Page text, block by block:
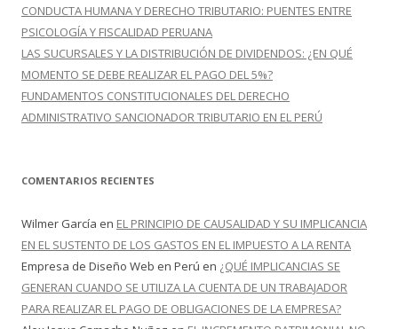
CONDUCTA HUMANA Y DERECHO TRIBUTARIO: PUENTES ENTRE
PSICOLOGÍA Y FISCALIDAD PERUANA
LAS SUCURSALES Y LA DISTRIBUCIÓN DE DIVIDENDOS: ¿EN QUÉ
MOMENTO SE DEBE REALIZAR EL PAGO DEL 5%?
FUNDAMENTOS CONSTITUCIONALES DEL DERECHO
ADMINISTRATIVO SANCIONADOR TRIBUTARIO EN EL PERÚ
COMENTARIOS RECIENTES
Wilmer García en EL PRINCIPIO DE CAUSALIDAD Y SU IMPLICANCIA
EN EL SUSTENTO DE LOS GASTOS EN EL IMPUESTO A LA RENTA
Empresa de Diseño Web en Perú en ¿QUÉ IMPLICANCIAS SE
GENERAN CUANDO SE UTILIZA LA CUENTA DE UN TRABAJADOR
PARA REALIZAR EL PAGO DE OBLIGACIONES DE LA EMPRESA?